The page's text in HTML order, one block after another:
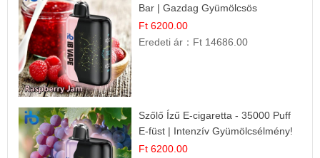
Bar | Gazdag Gyümölcsös
Ízélmény!
Ft 6200.00
Eredeti ár： Ft 14686.00
Szőlő Ízű E-cigaretta - 35000 Puff
E-füst | Intenzív Gyümölcsélmény!
Ft 6200.00